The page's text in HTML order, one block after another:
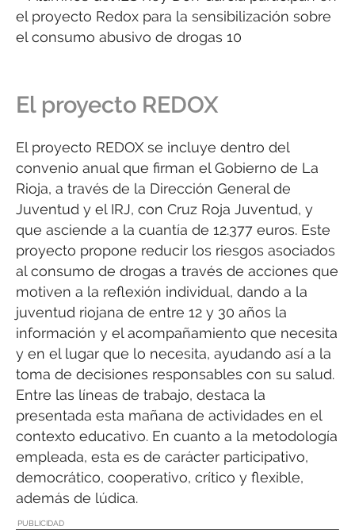
El proyecto REDOX
El proyecto REDOX se incluye dentro del
convenio anual que firman el Gobierno de La
Rioja, a través de la Dirección General de
Juventud y el IRJ, con Cruz Roja Juventud, y
que asciende a la cuantía de 12.377 euros. Este
proyecto propone reducir los riesgos asociados
al consumo de drogas a través de acciones que
motiven a la reflexión individual, dando a la
juventud riojana de entre 12 y 30 años la
información y el acompañamiento que necesita
y en el lugar que lo necesita, ayudando así a la
toma de decisiones responsables con su salud.
Entre las líneas de trabajo, destaca la
presentada esta mañana de actividades en el
contexto educativo. En cuanto a la metodología
empleada, esta es de carácter participativo,
democrático, cooperativo, crítico y flexible,
además de lúdica.
PUBLICIDAD